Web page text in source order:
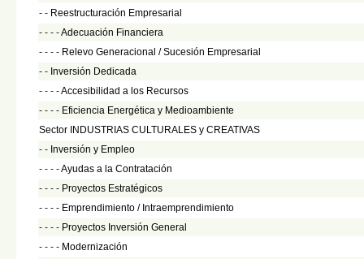
- - Reestructuración Empresarial
- - - -Adecuación Financiera
- - - - Relevo Generacional / Sucesión Empresarial
- - Inversión Dedicada
- - - -Accesibilidad a los Recursos
- - - - Eficiencia Energética y Medioambiente
Sector INDUSTRIAS CULTURALES y CREATIVAS
- - Inversión y Empleo
- - - -Ayudas a la Contratación
- - - - Proyectos Estratégicos
- - - - Emprendimiento / Intraemprendimiento
- - - - Proyectos Inversión General
- - - - Modernización